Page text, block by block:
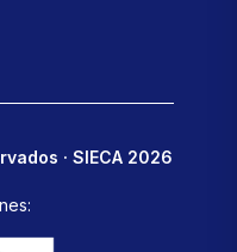
· SIECA 2026